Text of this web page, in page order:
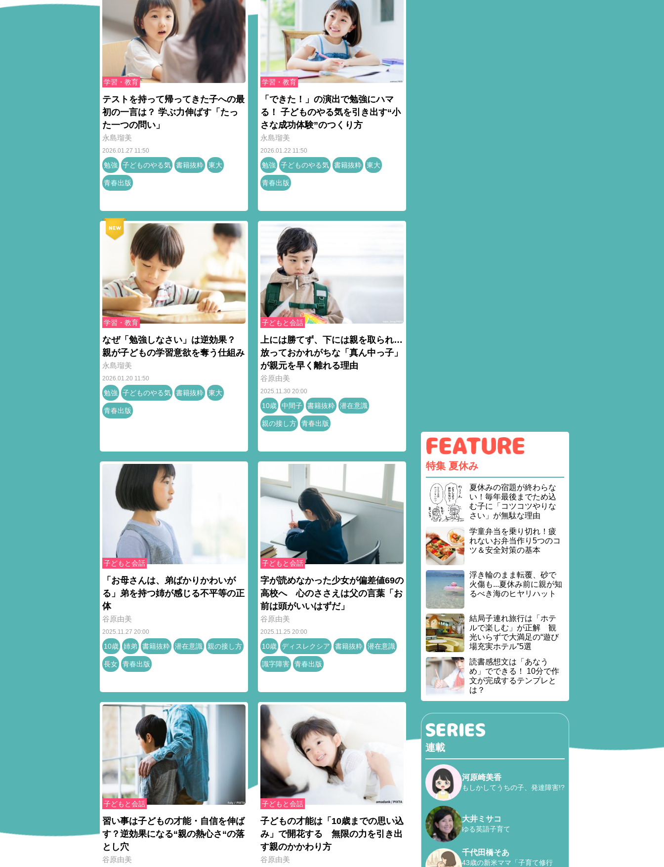
学習・教育
テストを持って帰ってきた子への最
初の一言は？ 学ぶ力伸ばす「たっ
た一つの問い」
永島瑠美
2026.01.27 11:50
勉強 子どものやる気 書籍抜粋 東大
青春出版
学習・教育
「できた！」の演出で勉強にハマ
る！ 子どものやる気を引き出す“小
さな成功体験”のつくり方
永島瑠美
2026.01.22 11:50
勉強 子どものやる気 書籍抜粋 東大
青春出版
学習・教育
なぜ「勉強しなさい」は逆効果？
親が子どもの学習意欲を奪う仕組み
永島瑠美
2026.01.20 11:50
勉強 子どものやる気 書籍抜粋 東大
青春出版
子どもと会話
上には勝てず、下には親を取られ…
放っておかれがちな「真ん中っ子」
が親元を早く離れる理由
谷原由美
2025.11.30 20:00
10歳 中間子 書籍抜粋 潜在意識
親の接し方 青春出版
子どもと会話
「お母さんは、弟ばかりかわいが
る」弟を持つ姉が感じる不平等の正
体
谷原由美
2025.11.27 20:00
10歳 姉弟 書籍抜粋 潜在意識 親の接し方
長女 青春出版
子どもと会話
字が読めなかった少女が偏差値69の
高校へ 心のささえは父の言葉「お
前は頭がいいはずだ」
谷原由美
2025.11.25 20:00
10歳 ディスレクシア 書籍抜粋 潜在意識
識字障害 青春出版
子どもと会話
習い事は子どもの才能・自信を伸ば
す？逆効果になる“親の熱心さ“の落
とし穴
谷原由美
子どもと会話
子どもの才能は「10歳までの思い込
み」で開花する 無限の力を引き出
す親のかかわり方
谷原由美
特集 夏休み
夏休みの宿題が終わらな
い！毎年最後までため込
む子に「コツコツやりな
さい」が無駄な理由
学童弁当を乗り切れ！疲
れないお弁当作り5つのコ
ツ＆安全対策の基本
浮き輪のまま転覆、砂で
火傷も...夏休み前に親が知
るべき海のヒヤリハット
結局子連れ旅行は「ホテ
ルで楽しむ」が正解 観
光いらずで大満足の“遊び
場充実ホテル”5選
読書感想文は「あなう
め」でできる！ 10分で作
文が完成するテンプレと
は？
連載
河原崎美香
もしかしてうちの子、発達障害!?
大井ミサコ
ゆる英語子育て
千代田橋そあ
43歳の新米ママ「子育て修行